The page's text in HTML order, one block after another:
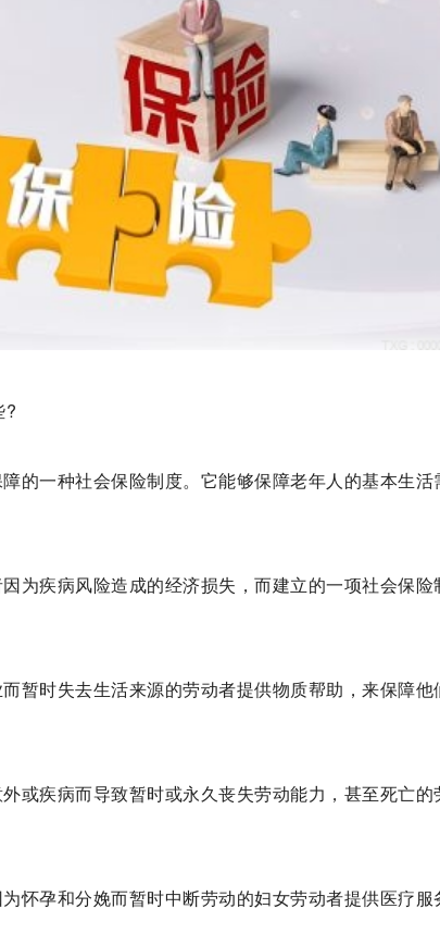
?
的一种社会保险制度。它能够保障老年人的基本生
为疾病风险造成的经济损失，而建立的一项社会保
暂时失去生活来源的劳动者提供物质帮助，来保障
或疾病而导致暂时或永久丧失劳动能力，甚至死亡
怀孕和分娩而暂时中断劳动的妇女劳动者提供医疗